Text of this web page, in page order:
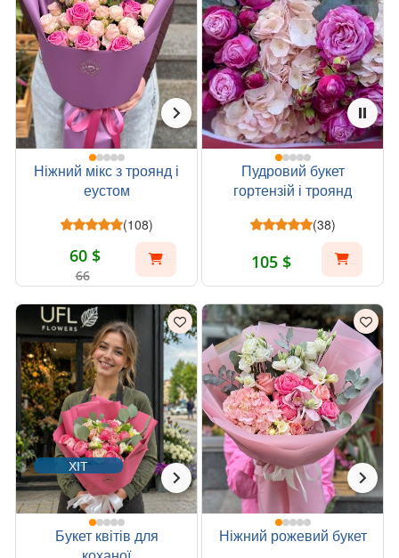
Ніжний мікс з троянд і
еустом
(108)
60 $
66
Пудровий букет
гортензій і троянд
(38)
105 $
ХІТ
Букет квітів для
Ніжний рожевий букет